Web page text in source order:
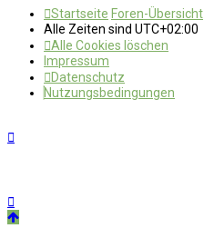
Startseite Foren-Übersicht
Alle Zeiten sind UTC+02:00
Alle Cookies löschen
Impressum
Datenschutz
Nutzungsbedingungen